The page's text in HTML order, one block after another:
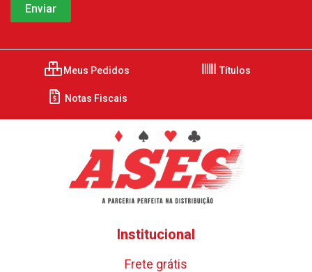
Meus Pedidos Títulos
Notas Fiscais
Institucional
Frete grátis